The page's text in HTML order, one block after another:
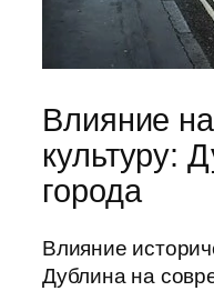
Влияние
культуру:
города
Влияние
Дублина на